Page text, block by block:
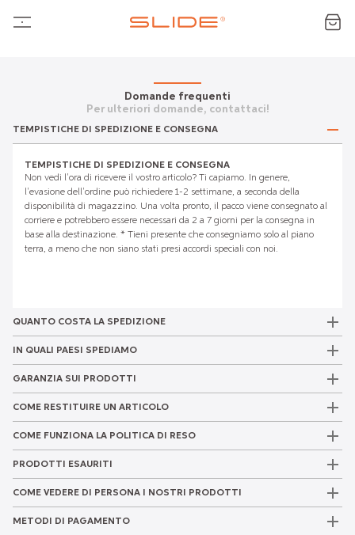
Domande frequenti
Per ulteriori domande, contattaci!
TEMPISTICHE DI SPEDIZIONE E CONSEGNA
TEMPISTICHE DI SPEDIZIONE E CONSEGNA
Non vedi l'ora di ricevere il vostro articolo? Ti capiamo. In genere,
l'evasione dell'ordine può richiedere 1-2 settimane, a seconda della
disponibilità di magazzino. Una volta pronto, il pacco viene consegnato al
corriere e potrebbero essere necessari da 2 a 7 giorni per la consegna in
base alla destinazione. * Tieni presente che consegniamo solo al piano
terra, a meno che non siano stati presi accordi speciali con noi.
QUANTO COSTA LA SPEDIZIONE
IN QUALI PAESI SPEDIAMO
GARANZIA SUI PRODOTTI
COME RESTITUIRE UN ARTICOLO
COME FUNZIONA LA POLITICA DI RESO
PRODOTTI ESAURITI
COME VEDERE DI PERSONA I NOSTRI PRODOTTI
METODI DI PAGAMENTO